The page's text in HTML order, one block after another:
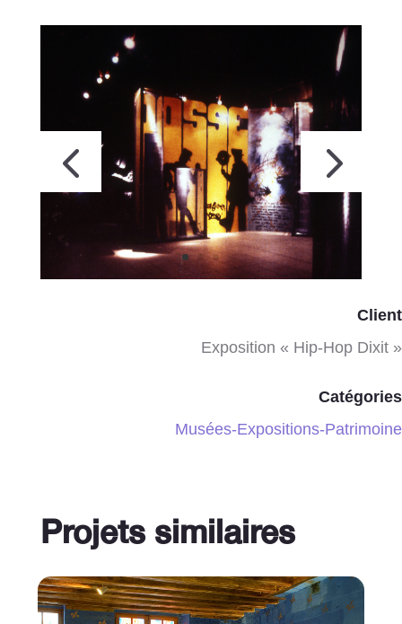
Client
Exposition « Hip-Hop Dixit »
Catégories
Musées-Expositions-Patrimoine
Projets similaires